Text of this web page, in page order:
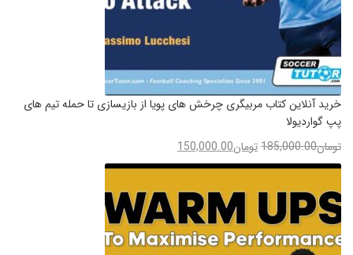
خرید آنلاین کتاب مربیگری چرخش های پویا از بازیسازی تا حمله تیم های
پپ گواردیولا
تومان185,000.00تومان150,000.00